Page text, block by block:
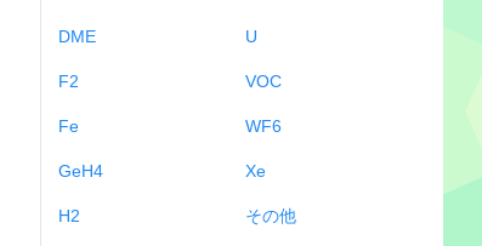
DME
F2
Fe
GeH4
H2
U
VOC
WF6
Xe
その他